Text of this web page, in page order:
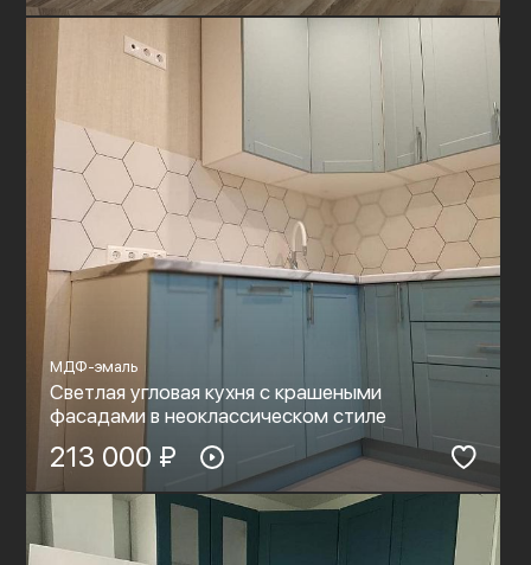
МДФ-эмаль
Светлая угловая кухня с крашеными
фасадами в неоклассическом стиле
213 000 ₽